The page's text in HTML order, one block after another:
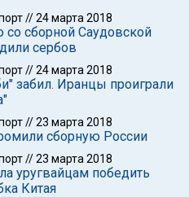
//24 марта 2018
сборной Саудовской
сербов
//24 марта 2018
забил. Иранцы проиграли
//23 марта 2018
сборную России
//23 марта 2018
уругвайцам победить
Китая